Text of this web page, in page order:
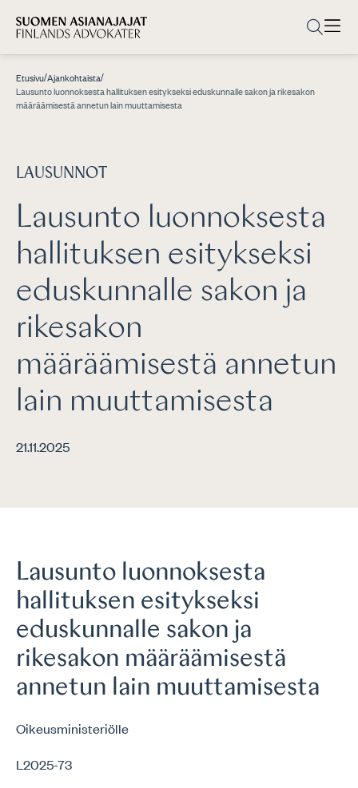
Etusivu/Ajankohtaista/
Lausunto luonnoksesta hallituksen esitykseksi eduskunnalle sakon ja rikesakon
määräämisestä annetun lain muuttamisesta
LAUSUNNOT
Lausunto luonnoksesta
hallituksen esitykseksi
eduskunnalle sakon ja
rikesakon
määräämisestä annetun
lain muuttamisesta
21.11.2025
Lausunto luonnoksesta
hallituksen esitykseksi
eduskunnalle sakon ja
rikesakon määräämisestä
annetun lain muuttamisesta
Oikeusministeriölle
L2025-73